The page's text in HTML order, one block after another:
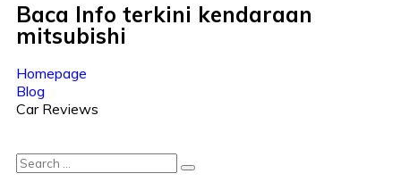
Baca Info terkini kendaraan
mitsubishi
Homepage
Blog
Car Reviews